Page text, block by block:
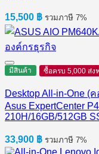
15,500 ฿ รวมภาษี 7%
มีสินค้า ซื้อครบ 5,000 ส่ง
Desktop All-in-One
Asus ExpertCenter
210H/16GB/512GB
33,900 ฿ รวมภาษี 7%